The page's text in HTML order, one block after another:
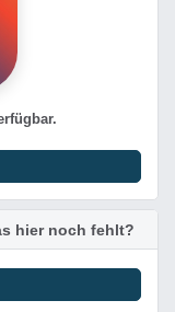
hier noch fehlt?